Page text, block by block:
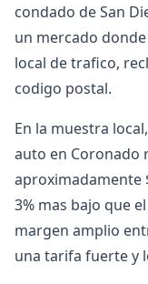
condado de San
un mercado
local de trafico,
codigo postal.
En la muestra
auto en Coronado
aproximadamente
3% mas bajo que
margen amplio
una tarifa fuerte y